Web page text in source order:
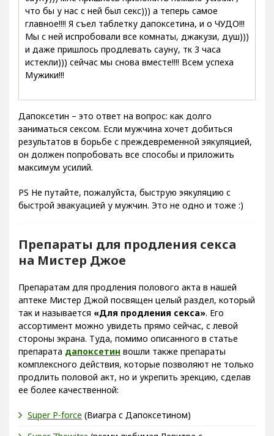
что бы у нас с ней был секс))) а теперь самое
главное!!!! Я съел таблетку дапоксетина, и о ЧУДО!!!
Мы с ней испробовали все комнаты, джакузи, душ)))
и даже пришлось продлевать сауну, тк 3 часа
истекли))) сейчас мы снова вместе!!!! Всем успеха
Мужики!!!
Дапоксетин – это ответ на вопрос: как долго
заниматься сексом. Если мужчина хочет добиться
результатов в борьбе с преждевременной эякуляцией,
он должен попробовать все способы и приложить
максимум усилий.
PS Не путайте, пожалуйста, быструю эякуляцию с
быстрой эвакуацией у мужчин. Это не одно и тоже :)
Препараты для продления секса
на Мистер Джое
Препаратам для продления полового акта в нашей
аптеке Мистер Джой посвящен целый раздел, который
так и называется «Для продления секса». Его
ассортимент можно увидеть прямо сейчас, с левой
стороны экрана. Туда, помимо описанного в статье
препарата дапоксетин вошли также препараты
комплексного действия, которые позволяют не только
продлить половой акт, но и укрепить эрекцию, сделав
ее более качественной:
Super P-force (Виагра с Дапоксетином)